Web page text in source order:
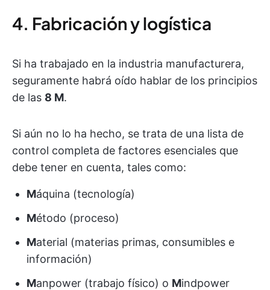
4. Fabricación y logística
Si ha trabajado en la industria manufacturera,
seguramente habrá oído hablar de los principios
de las 8 M.
Si aún no lo ha hecho, se trata de una lista de
control completa de factores esenciales que
debe tener en cuenta, tales como:
Máquina (tecnología)
Método (proceso)
Material (materias primas, consumibles e
información)
Manpower (trabajo físico) o Mindpower